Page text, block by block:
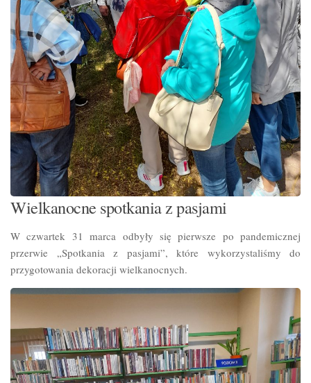
Wielkanocne spotkania z pasjami
W czwartek 31 marca odbyły się pierwsze po pandemicznej
przerwie „Spotkania z pasjami”, które wykorzystaliśmy do
przygotowania dekoracji wielkanocnych.